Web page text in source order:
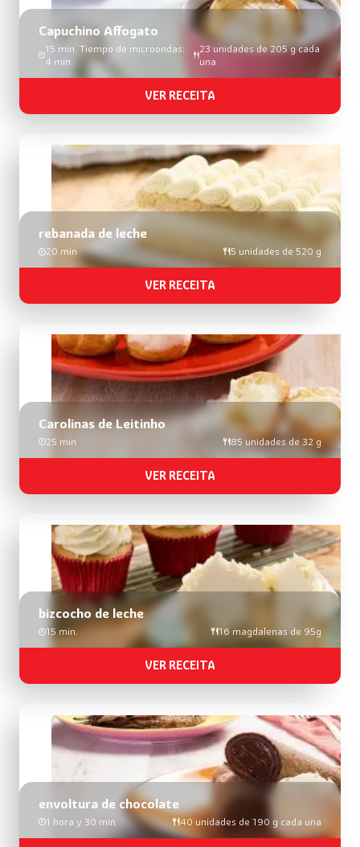
Capuchino Affogato
15 min. Tiempo de microondas:
4 min.
23 unidades de 205 g cada
una
VER RECEITA
rebanada de leche
20 min 5 unidades de 520 g
VER RECEITA
Carolinas de Leitinho
25 min 85 unidades de 32 g
VER RECEITA
bizcocho de leche
15 min. 16 magdalenas de 95g
VER RECEITA
envoltura de chocolate
1 hora y 30 min 40 unidades de 190 g cada una